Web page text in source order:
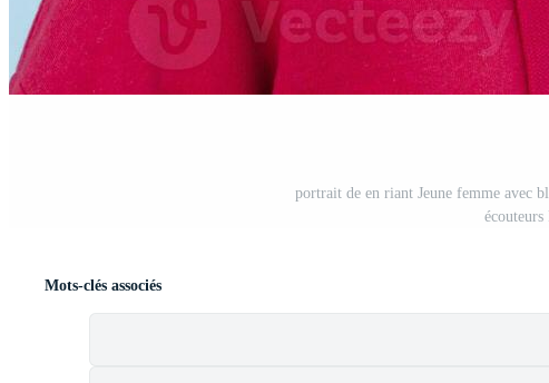
portrait de en riant Jeune femme avec
Mots-clés associés